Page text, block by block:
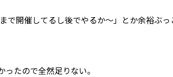
で開催してるし後でやるか～」とか余裕ぶっ
たので全然足りない。